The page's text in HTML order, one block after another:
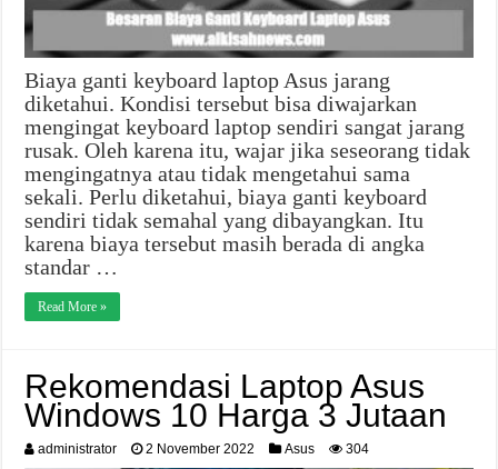
Biaya ganti keyboard laptop Asus jarang
diketahui. Kondisi tersebut bisa diwajarkan
mengingat keyboard laptop sendiri sangat jarang
rusak. Oleh karena itu, wajar jika seseorang tidak
mengingatnya atau tidak mengetahui sama
sekali. Perlu diketahui, biaya ganti keyboard
sendiri tidak semahal yang dibayangkan. Itu
karena biaya tersebut masih berada di angka
standar …
Read More »
Rekomendasi Laptop Asus
Windows 10 Harga 3 Jutaan
administrator 2 November 2022 Asus 304